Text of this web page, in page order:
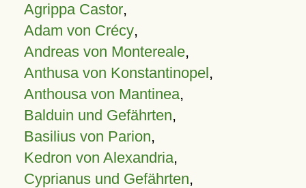
Agrippa Castor,
Adam von Crécy,
Andreas von Montereale,
Anthusa von Konstantinopel,
Anthousa von Mantinea,
Balduin und Gefährten,
Basilius von Parion,
Kedron von Alexandria,
Cyprianus und Gefährten,